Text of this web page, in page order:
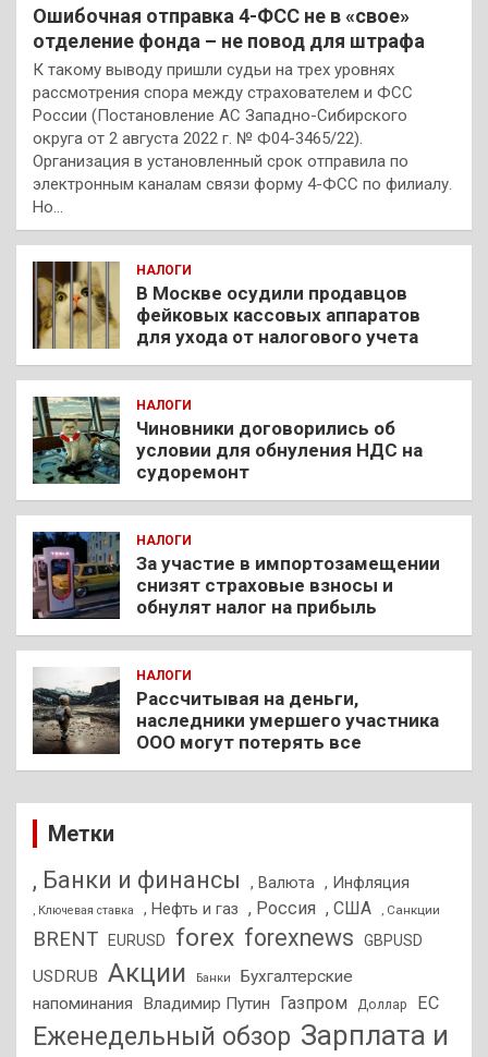
Ошибочная отправка 4-ФСС не в «свое»
отделение фонда – не повод для штрафа
К такому выводу пришли судьи на трех уровнях
рассмотрения спора между страхователем и ФСС
России (Постановление АС Западно-Сибирского
округа от 2 августа 2022 г. № Ф04-3465/22).
Организация в установленный срок отправила по
электронным каналам связи форму 4-ФСС по филиалу.
Но…
НАЛОГИ
В Москве осудили продавцов
фейковых кассовых аппаратов
для ухода от налогового учета
НАЛОГИ
Чиновники договорились об
условии для обнуления НДС на
судоремонт
НАЛОГИ
За участие в импортозамещении
снизят страховые взносы и
обнулят налог на прибыль
НАЛОГИ
Рассчитывая на деньги,
наследники умершего участника
ООО могут потерять все
Метки
, Банки и финансы , Валюта , Инфляция
, Ключевая ставка , Нефть и газ , Россия , США , Санкции
BRENT EURUSD forex forexnews GBPUSD
USDRUB Акции Банки
Бухгалтерские
напоминания
Владимир Путин Газпром Доллар ЕС
Еженедельный обзор Зарплата и